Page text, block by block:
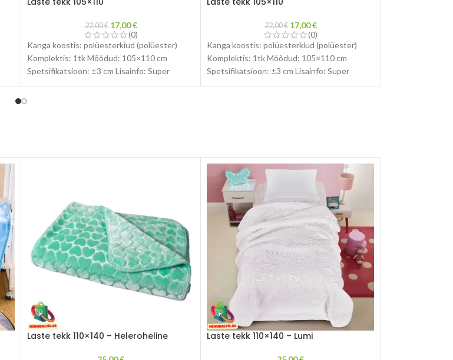
22,00€ 17,00€
(0)
Kanga koostis: polüesterkiud (polüester)
Komplektis: 1tk Mõõdud: 105×110 cm
Spetsifikatsioon: ±3 cm Lisainfo: Super
pehme, mugav, paks, soe, hingav Toodete
22,00€ 17,00€
(0)
Kanga koostis: polüesterkiud (polüester)
Komplektis: 1tk Mõõdud: 105×110 cm
Spetsifikatsioon: ±3 cm Lisainfo: Super
pehme, mugav, paks, soe, hingav Toodete
Laste tekk 110×140 – Heleroheline Laste tekk 110×140 – Lumi